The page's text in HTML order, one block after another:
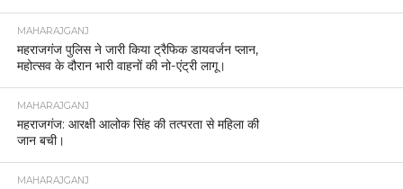
MAHARAJGANJ
महराजगंज पुलिस ने जारी किया ट्रैफिक डायवर्जन प्लान,
महोत्सव के दौरान भारी वाहनों की नो-एंट्री लागू।
MAHARAJGANJ
महराजगंज: आरक्षी आलोक सिंह की तत्परता से महिला की
जान बची।
MAHARAJGANJ